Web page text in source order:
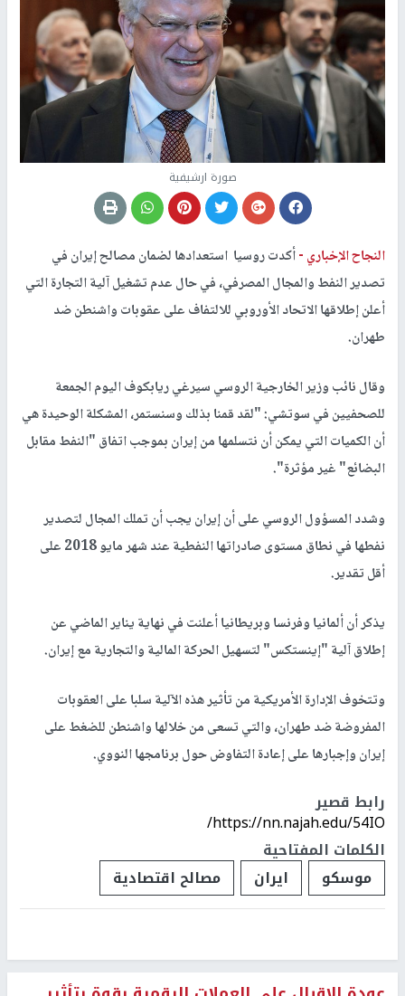
صورة ارشيفية
النجاح الإخباري -أكدت روسيا استعدادها لضمان مصالح إيران في
تصدير النفط والمجال المصرفي، في حال عدم تشغيل آلية التجارة التي
أعلن إطلاقها الاتحاد الأوروبي للالتفاف على عقوبات واشنطن ضد
طهران.
وقال نائب وزير الخارجية الروسي سيرغي ريابكوف اليوم الجمعة
للصحفيين في سوتشي: "لقد قمنا بذلك وسنستمر، المشكلة الوحيدة هي
أن الكميات التي يمكن أن نتسلمها من إيران بموجب اتفاق "النفط مقابل
البضائع" غير مؤثرة".
وشدد المسؤول الروسي على أن إيران يجب أن تملك المجال لتصدير
نفطها في نطاق مستوى صادراتها النفطية عند شهر مايو 2018 على
أقل تقدير.
يذكر أن ألمانيا وفرنسا وبريطانيا أعلنت في نهاية يناير الماضي عن
إطلاق آلية "إينستكس" لتسهيل الحركة المالية والتجارية مع إيران.
وتتخوف الإدارة الأمريكية من تأثير هذه الآلية سلبا على العقوبات
المفروضة ضد طهران، والتي تسعى من خلالها واشنطن للضغط على
إيران وإجبارها على إعادة التفاوض حول برنامجها النووي.
رابط قصير
https://nn.najah.edu/54IO/
الكلمات المفتاحية
موسكو
ايران مصالح اقتصادية